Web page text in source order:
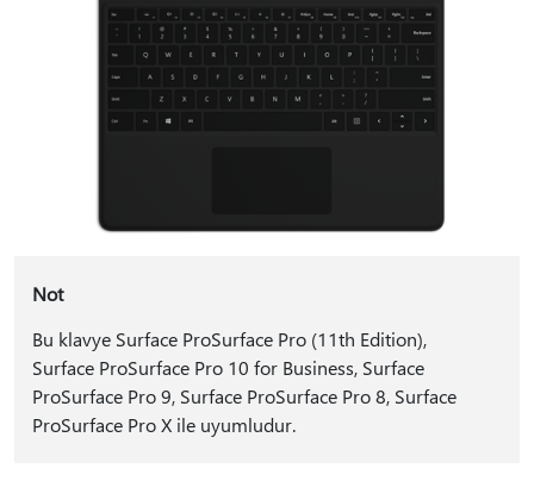
Not
Bu klavye Surface ProSurface Pro (11th Edition),
Surface ProSurface Pro 10 for Business, Surface
ProSurface Pro 9, Surface ProSurface Pro 8, Surface
ProSurface Pro X ile uyumludur.